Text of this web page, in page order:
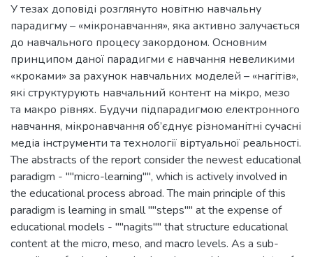
У тезах доповіді розглянуто новітню навчальну
парадигму – «мікронавчання», яка активно залучається
до навчального процесу закордоном. Основним
принципом даної парадигми є навчання невеликими
«кроками» за рахунок навчальних моделей – «нагітів»,
які структурують навчальний контент на мікро, мезо
та макро рівнях. Будучи підпарадигмою електронного
навчання, мікронавчання об’єднує різноманітні сучасні
медіа інструменти та технології віртуальної реальності.
The abstracts of the report consider the newest educational
paradigm - ""micro-learning"", which is actively involved in
the educational process abroad. The main principle of this
paradigm is learning in small ""steps"" at the expense of
educational models - ""nagits"" that structure educational
content at the micro, meso, and macro levels. As a sub-